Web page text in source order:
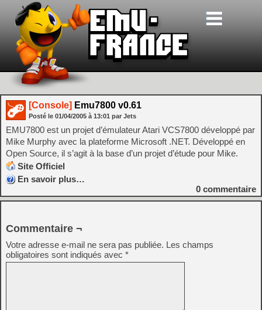
[Console] Emu7800 v0.61
Posté le 01/04/2005 à 13:01 par Jets
EMU7800 est un projet d’émulateur Atari VCS7800 développé par
Mike Murphy avec la plateforme Microsoft .NET. Développé en
Open Source, il s’agit à la base d’un projet d’étude pour Mike.
Site Officiel
En savoir plus…
0 commentaire
Commentaire ¬
Votre adresse e-mail ne sera pas publiée. Les champs
obligatoires sont indiqués avec *